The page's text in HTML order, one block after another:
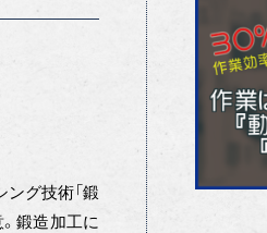
グ技術「鍛
鍛造加工に